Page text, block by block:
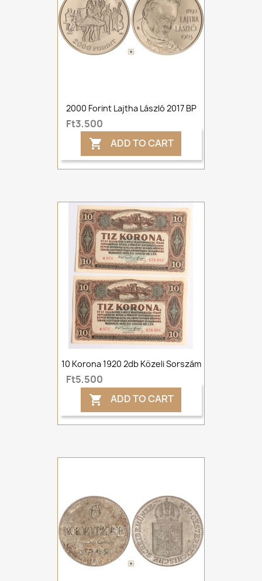
2000 Forint Lajtha László 2017 BP
Ft3,500
 ADD TO CART
10 Korona 1920 2db Közeli Sorszám
Ft5,500
 ADD TO CART